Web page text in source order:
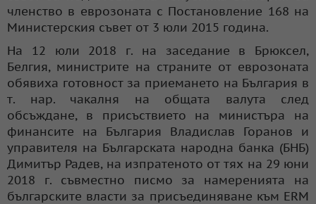
членство в еврозоната с Постановление 168 на
Министерския съвет от 3 юли 2015 година.
На 12 юли 2018 г. на заседание в Брюксел,
Белгия, министрите на страните от еврозоната
обявиха готовност за приемането на България в
т. нар. чакалня на общата валута след
обсъждане, в присъствието на министъра на
финансите на България Владислав Горанов и
управителя на Българската народна банка (БНБ)
Димитър Радев, на изпратеното от тях на 29 юни
2018 г. съвместно писмо за намеренията на
българските власти за присъединяване към ERM